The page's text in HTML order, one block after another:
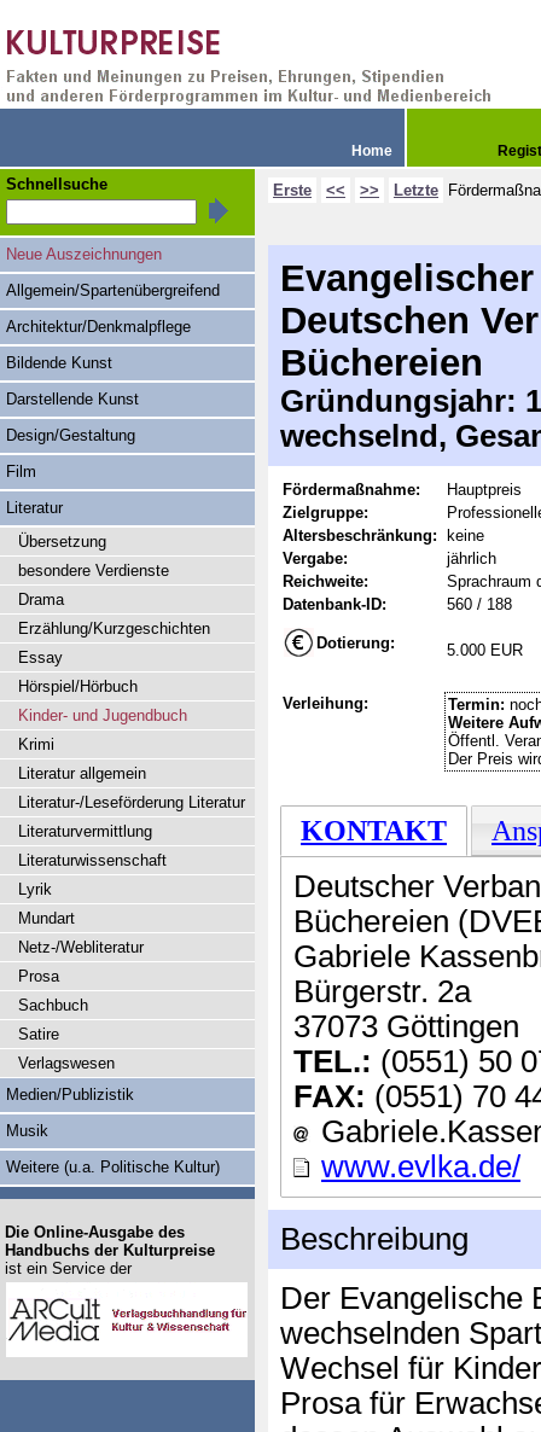
Home
Erste << >> Letzte
Deutschen
Büchereien
Gründungsjahr:
wechselnd,
Fördermaßnahme:
Hauptpreis
Zielgruppe:
Altersbeschränkung:
keine
Vergabe:
jährlich
Reichweite:
Sprachraum
Datenbank-ID:
560 / 188
Dotierung: 5.000 EUR
Verleihung: Termin:
Weitere
Öffentl.
Der Preis
KONTAKT
Deutscher
Büchereien
Gabriele
Bürgerstr. 2a
37073 Göttingen
TEL.: (0551) 50
FAX: (0551) 70
www.evlka.de/
Beschreibung
Der Evangelische
wechselnden
Wechsel für
Prosa für
Schnellsuche
Neue Auszeichnungen
Allgemein/Spartenübergreifend
Architektur/Denkmalpflege
Bildende Kunst
Darstellende Kunst
Design/Gestaltung
Film
Literatur
Übersetzung
besondere Verdienste
Drama
Erzählung/Kurzgeschichten
Essay
Hörspiel/Hörbuch
Kinder- und Jugendbuch
Krimi
Literatur allgemein
Literatur-/Leseförderung Literatur
Literaturvermittlung
Literaturwissenschaft
Lyrik
Mundart
Netz-/Webliteratur
Prosa
Sachbuch
Satire
Verlagswesen
Medien/Publizistik
Musik
Weitere (u.a. Politische Kultur)
Die Online-Ausgabe des
Handbuchs der Kulturpreise
ist ein Service der